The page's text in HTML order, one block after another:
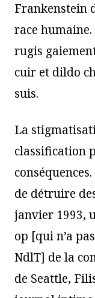
Frankenstein
race humaine.
rugis
cuir et dildo
suis.
La
classification
de détruire
janvier 1993,
op [qui n’a
NdlT] de la
de Seattle,